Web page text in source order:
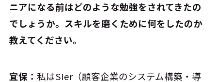
ニアになる前はどのような勉強をされてきたの
でしょうか。スキルを磨くために何をしたのか
教えてください。
宜保： 私はSIer（顧客企業のシステム構築・導